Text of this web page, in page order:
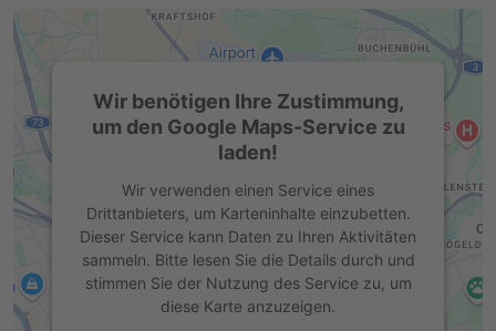
Wir benötigen Ihre Zustimmung,
um den Google Maps-Service zu
laden!
Wir verwenden einen Service eines
Drittanbieters, um Karteninhalte einzubetten.
Dieser Service kann Daten zu Ihren Aktivitäten
sammeln. Bitte lesen Sie die Details durch und
stimmen Sie der Nutzung des Service zu, um
diese Karte anzuzeigen.